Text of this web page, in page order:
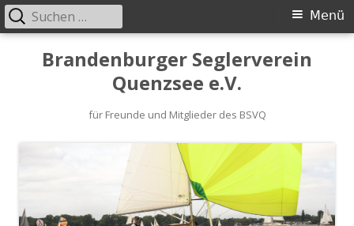
Brandenburger Seglerverein
Quenzsee e.V.
für Freunde und Mitglieder des BSVQ
Primäres
Menü
Menü
Suchen
nach: